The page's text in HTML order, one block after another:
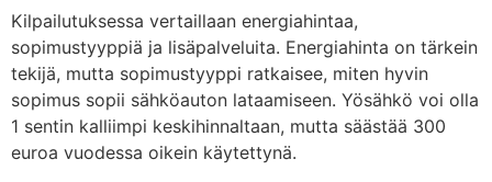
Kilpailutuksessa vertaillaan energiahintaa,
sopimustyyppiä ja lisäpalveluita. Energiahinta on tärkein
tekijä, mutta sopimustyyppi ratkaisee, miten hyvin
sopimus sopii sähköauton lataamiseen. Yösähkö voi olla
1 sentin kalliimpi keskihinnaltaan, mutta säästää 300
euroa vuodessa oikein käytettynä.